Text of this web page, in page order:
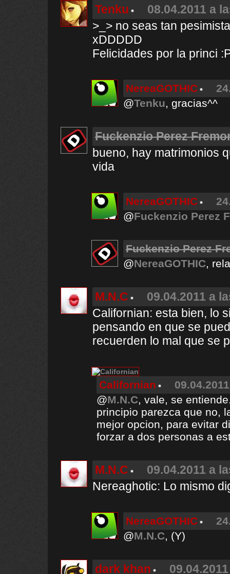
Tenku
08.04.2011 a
>_> no seas tan
xDDDDD
Felicidades por la princi
NereaGOTHIC
@Tenku, gracias^^
Fuckenzio Perez
bueno, hay matrimonios
vida
NereaGOTHIC
@Fuckenzio Perez
Fuckenzio Perez
@NereaGOTHIC,
M.N.C
09.04.2011 a
Californian: esta bien, lo
pensando en que se
recuerden lo mal que se
Californian
@M.N.C, vale, se
principio parezca que no,
mejor opcion, para evitar
forzar a dos personas a
M.N.C
09.04.2011 a
Nereaghotic: Lo mismo
NereaGOTHIC
@M.N.C, (Y)
dark khan